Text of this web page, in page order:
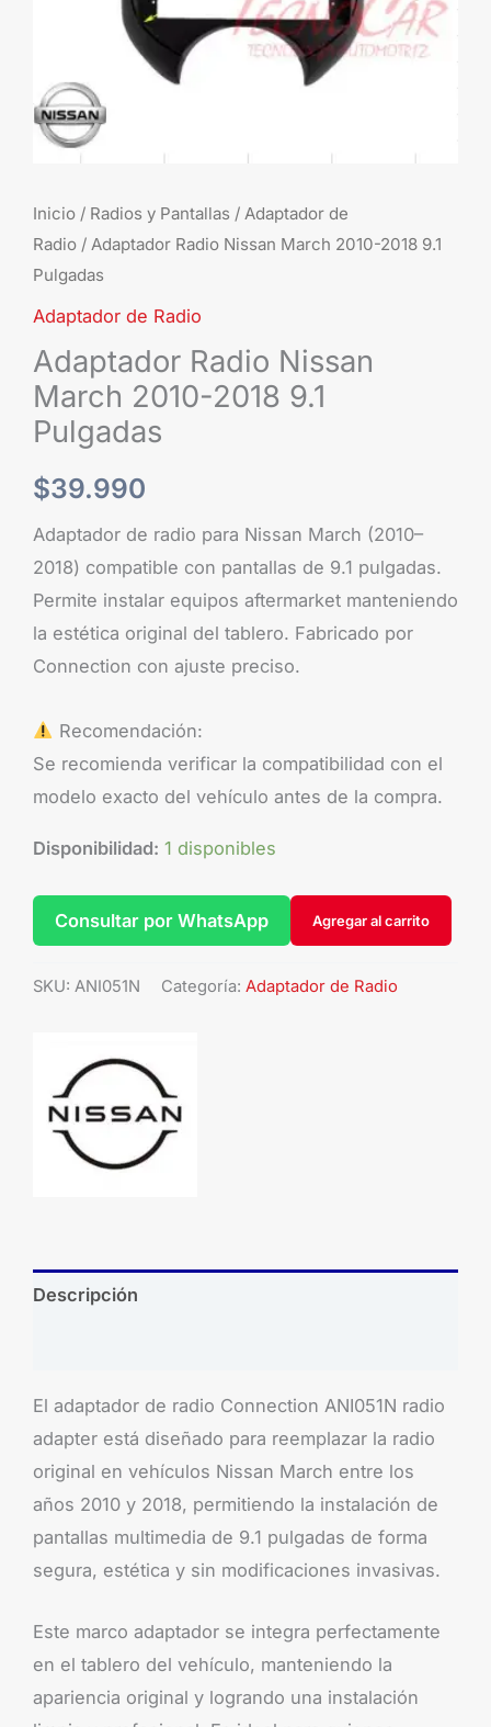
Inicio / Radios y Pantallas / Adaptador de
Radio / Adaptador Radio Nissan March 2010-2018 9.1
Pulgadas
Adaptador de Radio
Adaptador Radio Nissan
March 2010-2018 9.1
Pulgadas
$39.990
Adaptador de radio para Nissan March (2010–
2018) compatible con pantallas de 9.1 pulgadas.
Permite instalar equipos aftermarket manteniendo
la estética original del tablero. Fabricado por
Connection con ajuste preciso.
Recomendación:
Se recomienda verificar la compatibilidad con el
modelo exacto del vehículo antes de la compra.
Disponibilidad: 1 disponibles
Agregar al carrito
Consultar por WhatsApp
SKU: ANI051N Categoría: Adaptador de Radio
Descripción
El adaptador de radio Connection ANI051N radio
adapter está diseñado para reemplazar la radio
original en vehículos Nissan March entre los
años 2010 y 2018, permitiendo la instalación de
pantallas multimedia de 9.1 pulgadas de forma
segura, estética y sin modificaciones invasivas.
Este marco adaptador se integra perfectamente
en el tablero del vehículo, manteniendo la
apariencia original y logrando una instalación